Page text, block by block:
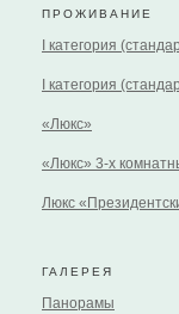
ПРОЖИВАНИЕ
I категория
I категория
«Люкс»
«Люкс» 3-х
Люкс
ГАЛЕРЕЯ
Панорамы